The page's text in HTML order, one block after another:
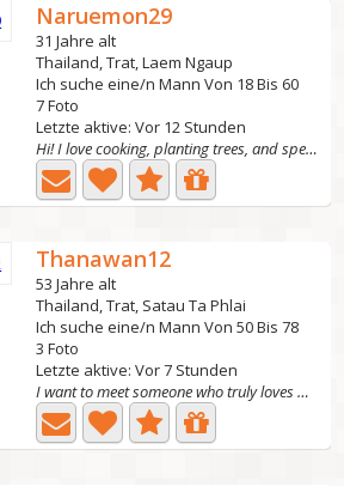
Naruemon29
31 Jahre alt
Thailand, Trat, Laem Ngaup
Ich suche eine/n Mann Von 18 Bis 60
7 Foto
Letzte aktive: Vor 12 Stunden
Hi! I love cooking, planting trees, and spending time...
Thanawan12
53 Jahre alt
Thailand, Trat, Satau Ta Phlai
Ich suche eine/n Mann Von 50 Bis 78
3 Foto
Letzte aktive: Vor 7 Stunden
I want to meet someone who truly loves me, not som